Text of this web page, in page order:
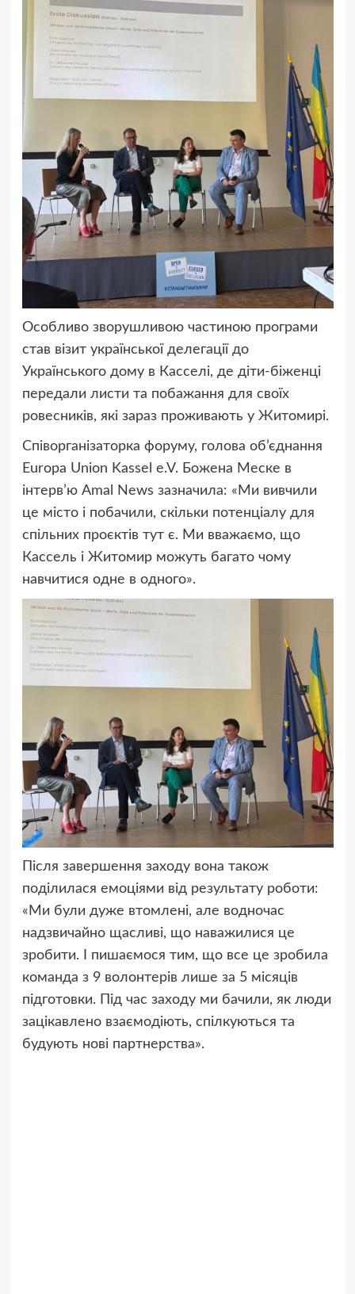
Особливо зворушливою частиною програми
став візит української делегації до
Українського дому в Касселі, де діти-біженці
передали листи та побажання для своїх
ровесників, які зараз проживають у Житомирі.
Співорганізаторка форуму, голова об’єднання
Europa Union Kassel e.V. Божена Меске в
інтерв’ю Amal News зазначила: «Ми вивчили
це місто і побачили, скільки потенціалу для
спільних проєктів тут є. Ми вважаємо, що
Кассель і Житомир можуть багато чому
навчитися одне в одного».
Після завершення заходу вона також
поділилася емоціями від результату роботи:
«Ми були дуже втомлені, але водночас
надзвичайно щасливі, що наважилися це
зробити. І пишаємося тим, що все це зробила
команда з 9 волонтерів лише за 5 місяців
підготовки. Під час заходу ми бачили, як люди
зацікавлено взаємодіють, спілкуються та
будують нові партнерства».